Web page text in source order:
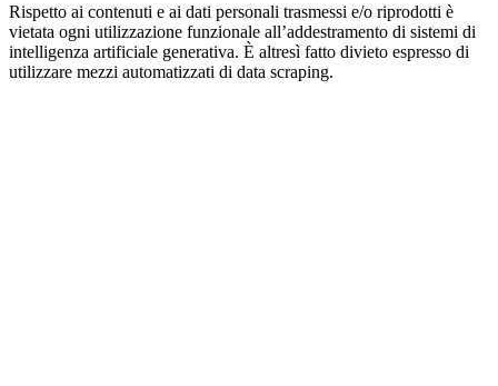
Rispetto ai contenuti e ai dati personali trasmessi e/o riprodotti è
vietata ogni utilizzazione funzionale all’addestramento di sistemi di
intelligenza artificiale generativa. È altresì fatto divieto espresso di
utilizzare mezzi automatizzati di data scraping.